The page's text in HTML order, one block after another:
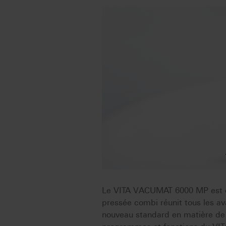
Le VITA VACUMAT 6000 MP
pressée combi réunit tous les
nouveau standard en matière